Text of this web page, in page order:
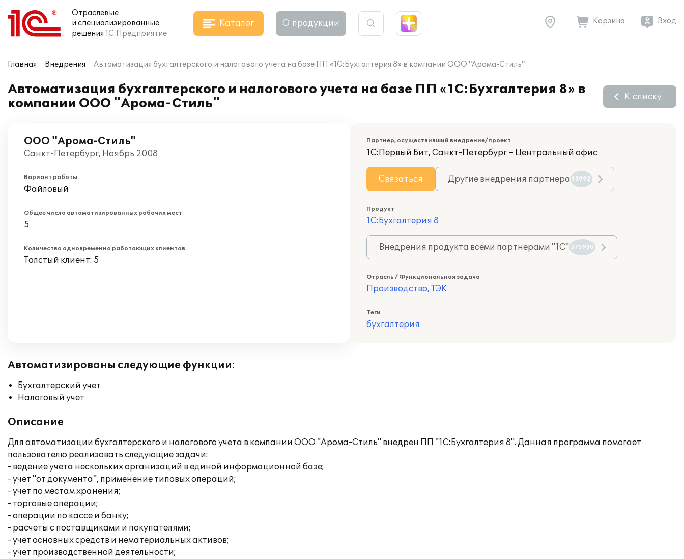
Отраслевые
и специализированные
решения 1С:Предприятие
Каталог О продукции Корзина Вход
Главная Внедрения Автоматизация бухгалтерского и налогового учета на базе ПП «1C:Бухгалтерия 8» в компании ООО "Арома-Стиль"
Автоматизация бухгалтерского и налогового учета на базе ПП «1C:Бухгалтерия 8» в
компании ООО "Арома-Стиль"
К списку
ООО "Арома-Стиль"
Санкт-Петербург, Ноябрь 2008
Вариант работы
Файловый
Общее число автоматизированных рабочих мест
5
Количество одновременно работающих клиентов
Толстый клиент: 5
Партнер, осуществивший внедрение/проект
1С:Первый Бит, Санкт-Петербург – Центральный офис
Связаться Другие внедрения партнера 13992
Продукт
1С:Бухгалтерия 8
Внедрения продукта всеми партнерами "1С" 575930
Отрасль / Функциональная задача
Производство, ТЭК
Теги
бухгалтерия
Автоматизированы следующие функции:
Бухгалтерский учет
Налоговый учет
Описание
Для автоматизации бухгалтерского и налогового учета в компании ООО "Арома-Стиль" внедрен ПП "1С:Бухгалтерия 8". Данная программа помогает
пользователю реализовать следующие задачи:
- ведение учета нескольких организаций в единой информационной базе;
- учет "от документа", применение типовых операций;
- учет по местам хранения;
- торговые операции;
- операции по кассе и банку;
- расчеты с поставщиками и покупателями;
- учет основных средств и нематериальных активов;
- учет производственной деятельности;